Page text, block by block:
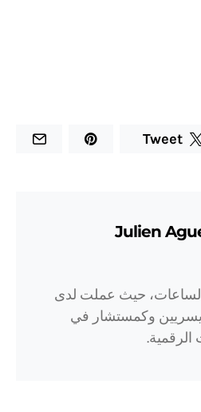
Tweet
Julien
حيث عملت لدى
وكمستشار في
الرقمية.